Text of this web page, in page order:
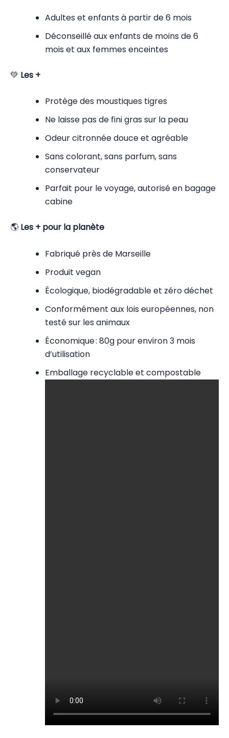
Adultes et enfants à partir de 6 mois
Déconseillé aux enfants de moins de 6
mois et aux femmes enceintes
💚 Les +
Protège des moustiques tigres
Ne laisse pas de fini gras sur la peau
Odeur citronnée douce et agréable
Sans colorant, sans parfum, sans
conservateur
Parfait pour le voyage, autorisé en bagage
cabine
🌎 Les + pour la planète
Fabriqué près de Marseille
Produit vegan
Écologique, biodégradable et zéro déchet
Conformément aux lois européennes, non
testé sur les animaux
Économique : 80g pour environ 3 mois
d’utilisation
Emballage recyclable et compostable